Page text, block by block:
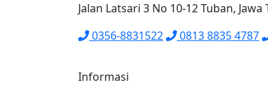
Jalan Latsari 3 No 10-12 Tuban, Jawa
0356-8831522
0813 8835 4787
Informasi